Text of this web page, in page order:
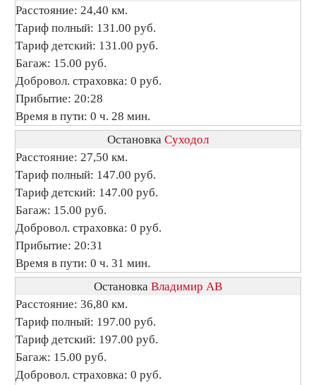
Расстояние: 24,40 км.
Тариф полный: 131.00 руб.
Тариф детский: 131.00 руб.
Багаж: 15.00 руб.
Добровол. страховка: 0 руб.
Прибытие: 20:28
Время в пути: 0 ч. 28 мин.
Остановка Суходол
Расстояние: 27,50 км.
Тариф полный: 147.00 руб.
Тариф детский: 147.00 руб.
Багаж: 15.00 руб.
Добровол. страховка: 0 руб.
Прибытие: 20:31
Время в пути: 0 ч. 31 мин.
Остановка Владимир АВ
Расстояние: 36,80 км.
Тариф полный: 197.00 руб.
Тариф детский: 197.00 руб.
Багаж: 15.00 руб.
Добровол. страховка: 0 руб.